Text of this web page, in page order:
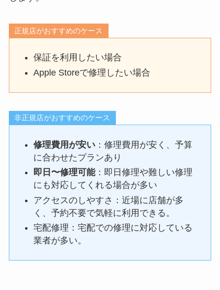
正規店がおすすめのケース
保証を利用したい場合
Apple Storeで修理したい場合
非正規店がおすすめのケース
修理費用が安い ：修理費用が安く、予算
に合わせたプランあり
即日〜修理可能：即日修理や難しい修理
にも対応してくれる場合が多い
アクセスのしやすさ：近場に店舗が多
く、予約不要で気軽に利用できる。
宅配修理：宅配での修理に対応している
業者が多い。